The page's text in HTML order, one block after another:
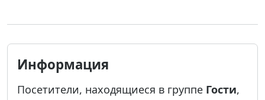
Информация
Посетители, находящиеся в группе Гости,